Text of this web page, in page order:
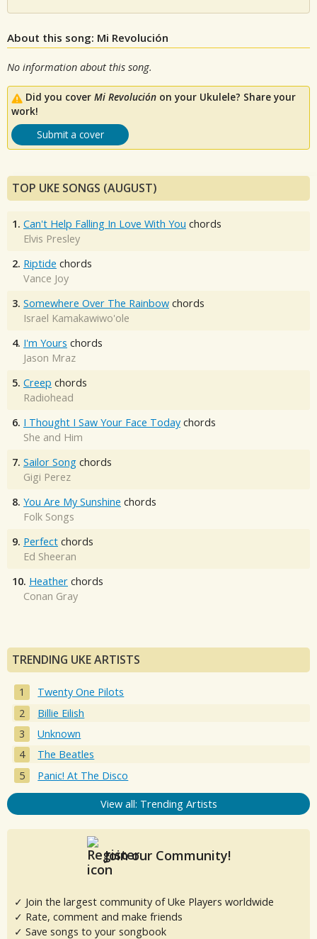
About this song: Mi Revolución
No information about this song.
Did you cover Mi Revolución on your Ukulele? Share your
work!
Submit a cover
TOP UKE SONGS (AUGUST)
1. Can't Help Falling In Love With You chords
Elvis Presley
2. Riptide chords
Vance Joy
3. Somewhere Over The Rainbow chords
Israel Kamakawiwo'ole
4. I'm Yours chords
Jason Mraz
5. Creep chords
Radiohead
6. I Thought I Saw Your Face Today chords
She and Him
7. Sailor Song chords
Gigi Perez
8. You Are My Sunshine chords
Folk Songs
9. Perfect chords
Ed Sheeran
10. Heather chords
Conan Gray
TRENDING UKE ARTISTS
Twenty One Pilots
Billie Eilish
Unknown
The Beatles
Panic! At The Disco
View all: Trending Artists
Join our Community!
✓ Join the largest community of Uke Players worldwide
✓ Rate, comment and make friends
✓ Save songs to your songbook